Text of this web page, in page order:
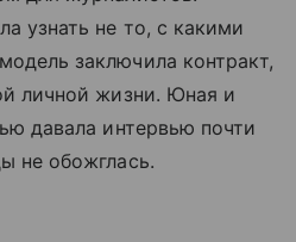
узнать не то, с какими
заключила контракт,
личной жизни. Юная и
давала интервью почти
не обожглась.